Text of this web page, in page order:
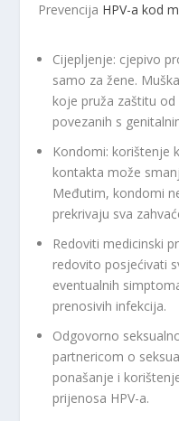
Prevencija HPV-a kod
Cijepljenje: cjepivo
samo za žene.
koje pruža zaštitu
povezanih s
Kondomi: korištenje
kontakta može
Međutim, kondomi
prekrivaju sva
Redoviti medicinski
redovito posjećivati
eventualnih
prenosivih infekcija.
Odgovorno
partnericom o
ponašanje i
prijenosa HPV-a.